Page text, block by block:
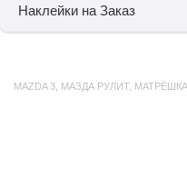
Наклейки на Заказ
MAZDA 3 МАЗДА РУЛИТ, МАТРЁШКА